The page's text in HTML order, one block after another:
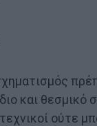
και θεσμικό
ούτε